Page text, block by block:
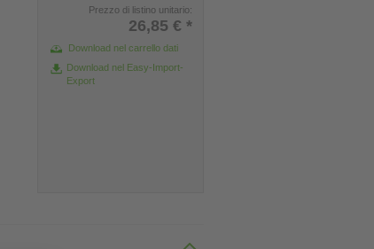
Prezzo di listino unitario:
26,85 € *
Download nel carrello dati
Download nel Easy-Import-
Export